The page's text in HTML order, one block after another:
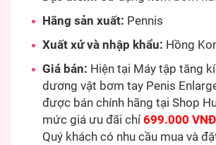
Hãng sản xuất: Pennis
Xuất xứ và nhập khẩu: Hồng
Giá bán: Hiện tại Máy tập tăng
dương vật bơm tay Penis
được bán chính hãng tại Shop
mức giá ưu đãi chỉ 699.000
Quý khách có nhu cầu mua và